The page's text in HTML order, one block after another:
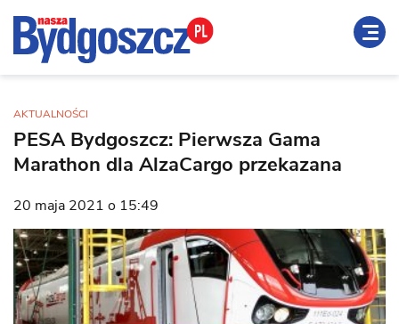
AKTUALNOŚCI
PESA Bydgoszcz: Pierwsza Gama
Marathon dla AlzaCargo przekazana
20 maja 2021 o 15:49